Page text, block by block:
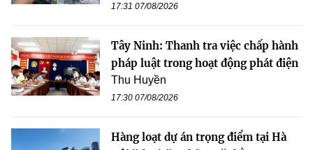
17:31 07/08/2026
Tây Ninh: Thanh tra việc chấp hành
pháp luật trong hoạt động phát điện
Thu Huyền
17:30 07/08/2026
Hàng loạt dự án trọng điểm tại Hà